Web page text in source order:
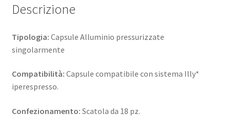
Descrizione
Tipologia: Capsule Alluminio pressurizzate
singolarmente
Compatibilità: Capsule compatibile con sistema Illy*
iperespresso.
Confezionamento: Scatola da 18 pz.